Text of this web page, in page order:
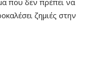
ζημιές στην